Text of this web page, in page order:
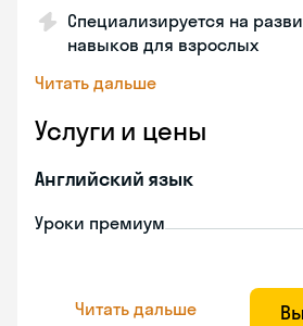
Специализируется на
навыков для взрослых
Читать дальше
Услуги и цены
Английский язык
Уроки премиум
Читать дальше